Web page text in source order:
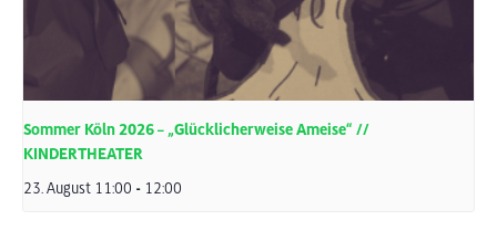
Sommer Köln 2026 – „Glücklicherweise Ameise“ //
KINDERTHEATER
23. August 11:00 - 12:00